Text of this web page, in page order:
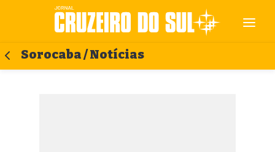
Sorocaba / Notícias